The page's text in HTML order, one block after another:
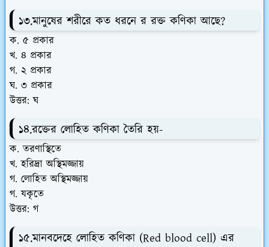
১৩.মানুষের শরীরে কত ধরনে র রক্ত কণিকা আছে?
ক. ৫ প্রকার
খ. ৪ প্রকার
গ. ২ প্রকার
ঘ. ৩ প্রকার
উত্তর: ঘ
১৪.রক্তের লোহিত কণিকা তৈরি হয়-
ক. তরণাস্থিতে
খ. হরিদ্রা অস্থিমজ্জায়
গ. লোহিত অস্থিমজ্জায়
গ. যকৃতে
উত্তর: গ
১৫.মানবদেহে লোহিত কণিকা (Red blood cell) এর